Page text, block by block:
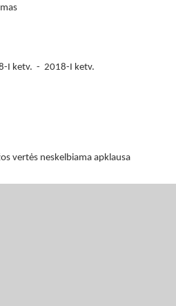
I ketv. - 2018-I ketv.
vertės neskelbiama apklausa